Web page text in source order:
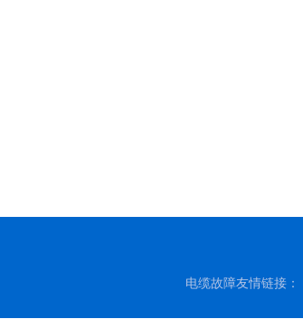
电缆故障友情链接：